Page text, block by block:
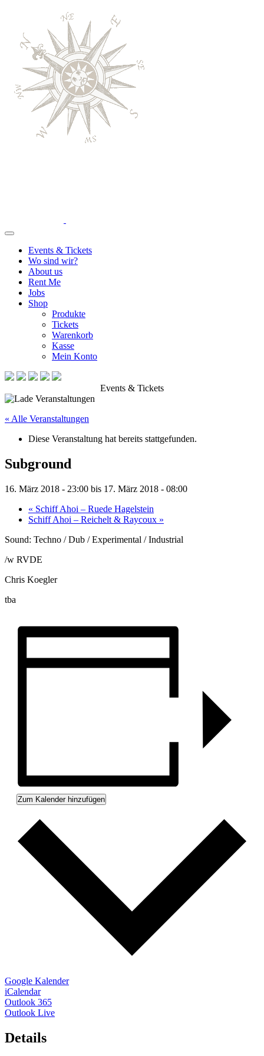
Events & Tickets
Wo sind wir?
About us
Rent Me
Jobs
Shop
Produkte
Tickets
Warenkorb
Kasse
Mein Konto
Events & Tickets
« Alle Veranstaltungen
Diese Veranstaltung hat bereits stattgefunden.
Subground
16. März 2018 - 23:00 bis 17. März 2018 - 08:00
« Schiff Ahoi – Ruede Hagelstein
Schiff Ahoi – Reichelt & Raycoux »
Sound: Techno / Dub / Experimental / Industrial
/w RVDE
Chris Koegler
tba
Zum Kalender hinzufügen
Google Kalender
iCalendar
Outlook 365
Outlook Live
Details